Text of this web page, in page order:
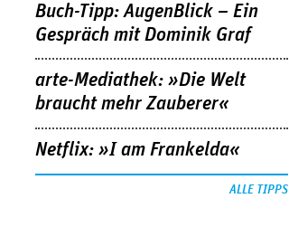
Buch-Tipp: AugenBlick – Ein
Gespräch mit Dominik Graf
arte-Mediathek: »Die Welt
braucht mehr Zauberer«
Netflix: »I am Frankelda«
ALLE TIPPS